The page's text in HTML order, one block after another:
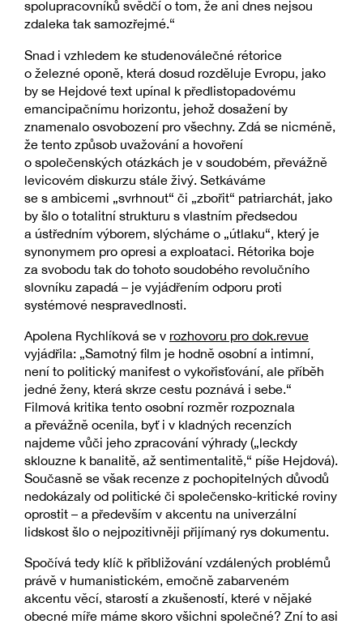
spolupracovníků svědčí o tom, že ani dnes nejsou
zdaleka tak samozřejmé.“
Snad i vzhledem ke studenoválečné rétorice
o železné oponě, která dosud rozděluje Evropu, jako
by se Hejdové text upínal k předlistopadovému
emancipačnímu horizontu, jehož dosažení by
znamenalo osvobození pro všechny. Zdá se nicméně,
že tento způsob uvažování a hovoření
o společenských otázkách je v soudobém, převážně
levicovém diskurzu stále živý. Setkáváme
se s ambicemi „svrhnout“ či „zbořit“ patriarchát, jako
by šlo o totalitní strukturu s vlastním předsedou
a ústředním výborem, slýcháme o „útlaku“, který je
synonymem pro opresi a exploataci. Rétorika boje
za svobodu tak do tohoto soudobého revolučního
slovníku zapadá – je vyjádřením odporu proti
systémové nespravedlnosti.
Apolena Rychlíková se v rozhovoru pro dok.revue
vyjádřila: „Samotný film je hodně osobní a intimní,
není to politický manifest o vykořisťování, ale příběh
jedné ženy, která skrze cestu poznává i sebe.“
Filmová kritika tento osobní rozměr rozpoznala
a převážně ocenila, byť i v kladných recenzích
najdeme vůči jeho zpracování výhrady („leckdy
sklouzne k banalitě, až sentimentalitě,“ píše Hejdová).
Současně se však recenze z pochopitelných důvodů
nedokázaly od politické či společensko-kritické roviny
oprostit – a především v akcentu na univerzální
lidskost šlo o nejpozitivněji přijímaný rys dokumentu.
Spočívá tedy klíč k přibližování vzdálených problémů
právě v humanistickém, emočně zabarveném
akcentu věcí, starostí a zkušeností, které v nějaké
obecné míře máme skoro všichni společné? Zní to asi